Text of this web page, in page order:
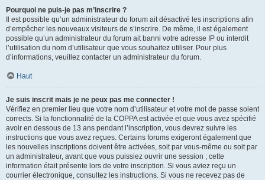
Pourquoi ne puis-je pas m’inscrire ?
Il est possible qu’un administrateur du forum ait désactivé les inscriptions afin
d’empêcher les nouveaux visiteurs de s’inscrire. De même, il est également
possible qu’un administrateur du forum ait banni votre adresse IP ou interdit
l’utilisation du nom d’utilisateur que vous souhaitez utiliser. Pour plus
d’informations, veuillez contacter un administrateur du forum.
Haut
Je suis inscrit mais je ne peux pas me connecter !
Vérifiez en premier lieu que votre nom d’utilisateur et votre mot de passe soient
corrects. Si la fonctionnalité de la COPPA est activée et que vous avez spécifié
avoir en dessous de 13 ans pendant l’inscription, vous devrez suivre les
instructions que vous avez reçues. Certains forums exigeront également que
les nouvelles inscriptions doivent être activées, soit par vous-même ou soit par
un administrateur, avant que vous puissiez ouvrir une session ; cette
information était présente lors de votre inscription. Si vous aviez reçu un
courrier électronique, consultez les instructions. Si vous ne recevez pas de